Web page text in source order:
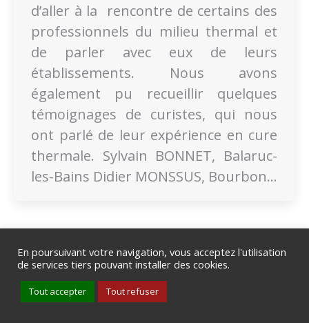
d’aller à la rencontre de certains des
professionnels du milieu thermal et
de parler avec eux de leurs
établissements. Nous avons
également pu recueillir quelques
témoignages de curistes, qui nous
ont parlé de leur expérience en cure
thermale. Sylvain BONNET, Balaruc-
les-Bains Didier MONSSUS, Bourbon…
Mentions légalesⒸ 2018 - 2020 | Guide du Thermalisme
En poursuivant votre navigation, vous acceptez l'utilisation
de services tiers pouvant installer des cookies.
Tout accepter Tout refuser